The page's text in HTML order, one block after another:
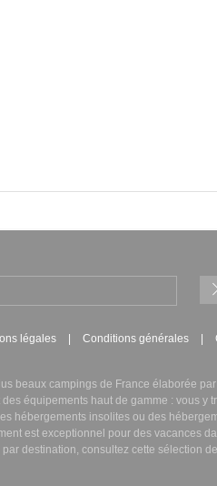
légales Conditions générales
beaux campings de France élaborée
des équipements haut de gamme : vous y
hébergements insolitesou des
est exceptionnel pour des vacances
par destination, consultez cette sélection